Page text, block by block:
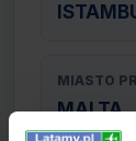
MIASTO
MALTA